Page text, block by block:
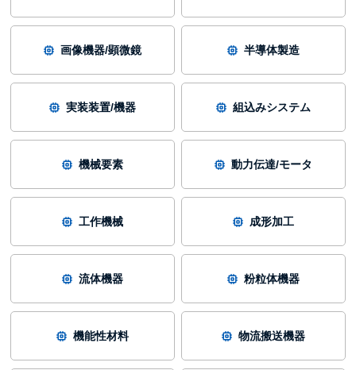
画像機器/顕微鏡 半導体製造
実装装置/機器 組込みシステム
機械要素 動力伝達/モータ
工作機械 成形加工
流体機器 粉粒体機器
機能性材料 物流搬送機器